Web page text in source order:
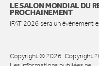
LE SALON MONDIAL DU
PROCHAINEMENT
IFAT 2026 sera un événement
Copyright © 2026. Copyright